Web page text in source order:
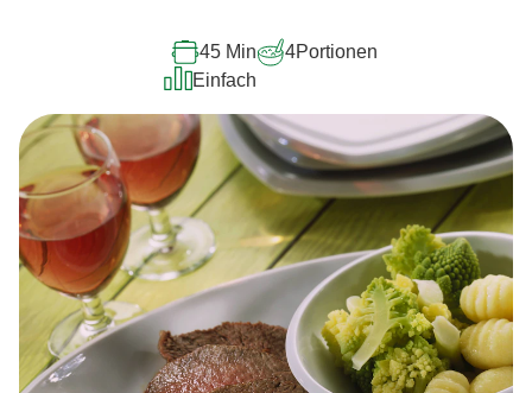
recipe
abgegeben
45 Min 4Portionen
Einfach